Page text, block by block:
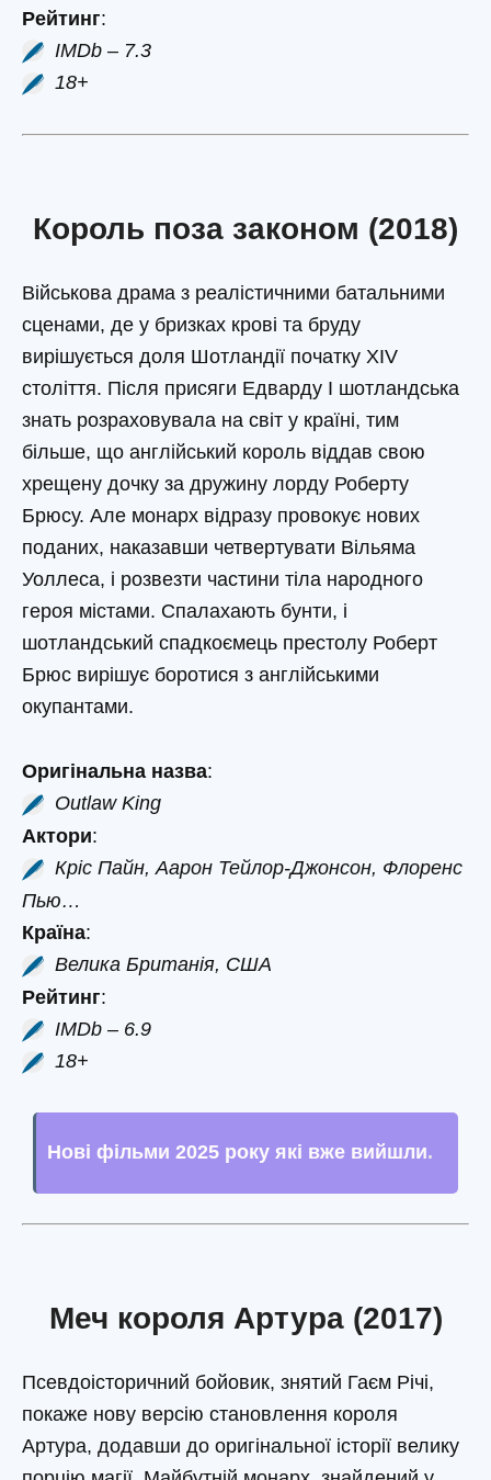
Рейтинг:
IMDb – 7.3
18+
Король поза законом (2018)
Військова драма з реалістичними батальними
сценами, де у бризках крові та бруду
вирішується доля Шотландії початку XIV
століття. Після присяги Едварду I шотландська
знать розраховувала на світ у країні, тим
більше, що англійський король віддав свою
хрещену дочку за дружину лорду Роберту
Брюсу. Але монарх відразу провокує нових
поданих, наказавши четвертувати Вільяма
Уоллеса, і розвезти частини тіла народного
героя містами. Спалахають бунти, і
шотландський спадкоємець престолу Роберт
Брюс вирішує боротися з англійськими
окупантами.
Оригінальна назва:
Outlaw King
Актори:
Кріс Пайн, Аарон Тейлор-Джонсон, Флоренс
Пью…
Країна:
Велика Британія, США
Рейтинг:
IMDb – 6.9
18+
Нові фільми 2025 року які вже вийшли.
Меч короля Артура (2017)
Псевдоісторичний бойовик, знятий Гаєм Річі,
покаже нову версію становлення короля
Артура, додавши до оригінальної історії велику